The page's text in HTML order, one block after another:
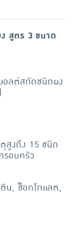
สูตร 3 ขนาด
อลต์สกัดชนิดผง
สูงถึง 15 ชนิด
รอบครัว
น, ช็อกโกแลต,